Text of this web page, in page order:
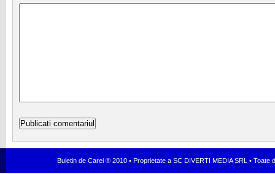
Buletin de Carei ® 2010 • Proprietate a SC DIVERTI MEDIA SRL •